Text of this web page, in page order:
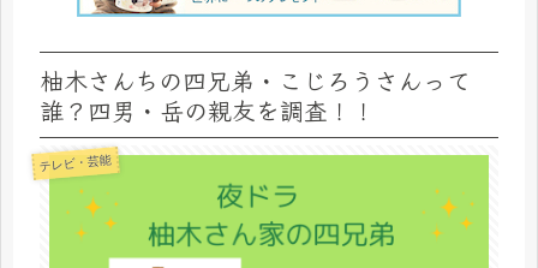
柚木さんちの四兄弟・こじろうさんって
誰？四男・岳の親友を調査！！
テレビ・芸能